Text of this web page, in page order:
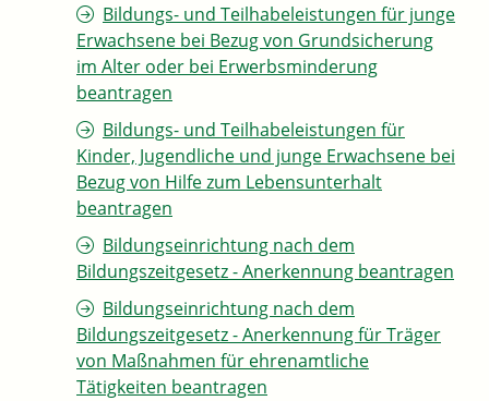
Bildungs- und Teilhabeleistungen für junge
Erwachsene bei Bezug von Grundsicherung
im Alter oder bei Erwerbsminderung
beantragen
Bildungs- und Teilhabeleistungen für
Kinder, Jugendliche und junge Erwachsene bei
Bezug von Hilfe zum Lebensunterhalt
beantragen
Bildungseinrichtung nach dem
Bildungszeitgesetz - Anerkennung beantragen
Bildungseinrichtung nach dem
Bildungszeitgesetz - Anerkennung für Träger
von Maßnahmen für ehrenamtliche
Tätigkeiten beantragen